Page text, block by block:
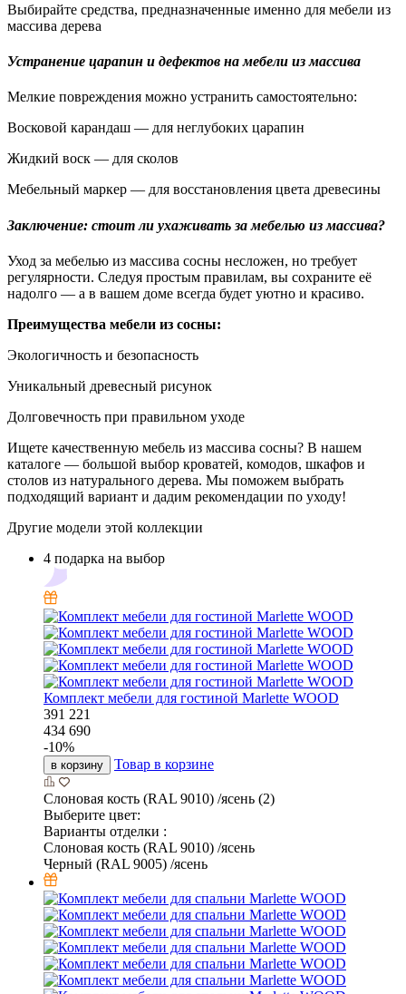
Выбирайте средства, предназначенные именно для мебели из
массива дерева
Устранение царапин и дефектов на мебели из массива
Мелкие повреждения можно устранить самостоятельно:
Восковой карандаш — для неглубоких царапин
Жидкий воск — для сколов
Мебельный маркер — для восстановления цвета древесины
Заключение: стоит ли ухаживать за мебелью из массива?
Уход за мебелью из массива сосны несложен, но требует
регулярности. Следуя простым правилам, вы сохраните её
надолго — а в вашем доме всегда будет уютно и красиво.
Преимущества мебели из сосны:
Экологичность и безопасность
Уникальный древесный рисунок
Долговечность при правильном уходе
Ищете качественную мебель из массива сосны? В нашем
каталоге — большой выбор кроватей, комодов, шкафов и
столов из натурального дерева. Мы поможем выбрать
подходящий вариант и дадим рекомендации по уходу!
Другие модели этой коллекции
4 подарка на выбор
Комплект мебели для гостиной Marlette WOOD
391 221
434 690
-10%
в корзину Товар в корзине
Слоновая кость (RAL 9010) /ясень (2)
Выберите цвет:
Варианты отделки :
Слоновая кость (RAL 9010) /ясень
Черный (RAL 9005) /ясень